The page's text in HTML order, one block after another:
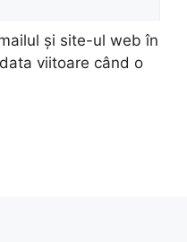
și site-ul web în
viitoare când o